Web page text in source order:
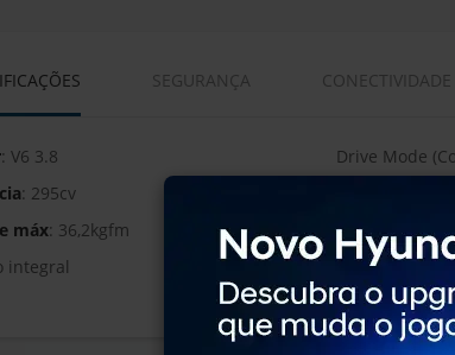
SEGURANÇA CONECTIVIDADE
: V6 3.8
: 295cv
máx : 36,2kgfm
integral
Drive Mode
Câmbio
tecnologia
Ar-